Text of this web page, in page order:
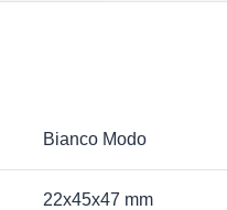
Bianco Modo
22x45x47 mm